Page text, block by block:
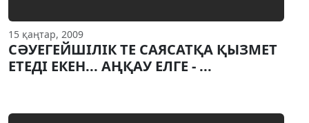
15 қаңтар, 2009
СӘУЕГЕЙШIЛIК ТЕ САЯСАТҚА ҚЫЗМЕТ
ЕТЕДI ЕКЕН... АҢҚАУ ЕЛГЕ - ...